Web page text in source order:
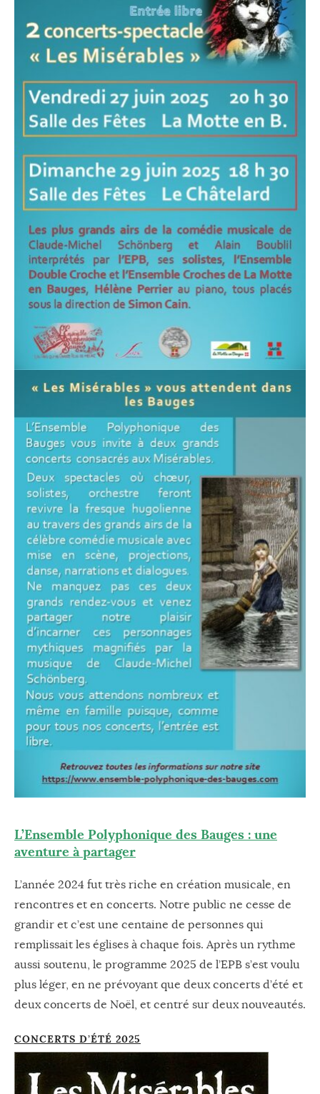
L’Ensemble Polyphonique des Bauges : une
aventure à partager
L’année 2024 fut très riche en création musicale, en
rencontres et en concerts. Notre public ne cesse de
grandir et c’est une centaine de personnes qui
remplissait les églises à chaque fois. Après un rythme
aussi soutenu, le programme 2025 de l’EPB s’est voulu
plus léger, en ne prévoyant que deux concerts d’été et
deux concerts de Noël, et centré sur deux nouveautés.
CONCERTS D’ÉTÉ 2025